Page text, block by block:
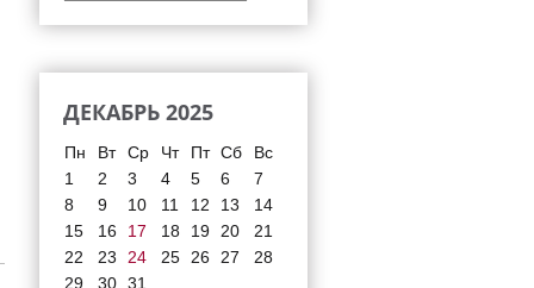
ДЕКАБРЬ 2025
Пн Вт Ср Чт Пт Сб
Вс
1
2 3 4 5 6
7
8
9 10 11 12 13
14
15
16 17 18 19 20
21
22
23 24 25 26 27
28
29
30 31